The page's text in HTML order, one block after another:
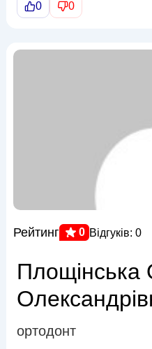
0 0
Рейтинг 0 Відгуків: 0
Площінська
ортодонт